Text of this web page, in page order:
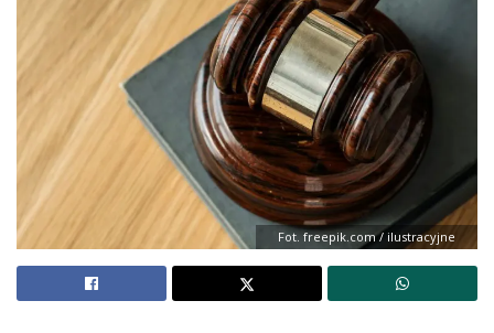
Fot. freepik.com / ilustracyjne